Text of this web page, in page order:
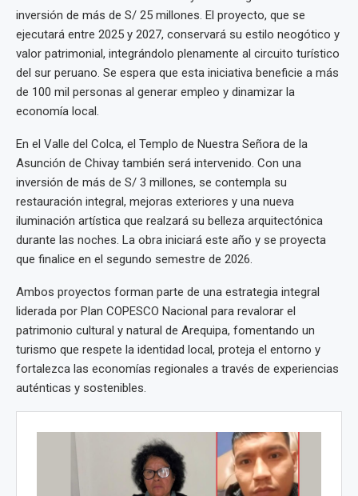
inversión de más de S/ 25 millones. El proyecto, que se
ejecutará entre 2025 y 2027, conservará su estilo neogótico y
valor patrimonial, integrándolo plenamente al circuito turístico
del sur peruano. Se espera que esta iniciativa beneficie a más
de 100 mil personas al generar empleo y dinamizar la
economía local.
En el Valle del Colca, el Templo de Nuestra Señora de la
Asunción de Chivay también será intervenido. Con una
inversión de más de S/ 3 millones, se contempla su
restauración integral, mejoras exteriores y una nueva
iluminación artística que realzará su belleza arquitectónica
durante las noches. La obra iniciará este año y se proyecta
que finalice en el segundo semestre de 2026.
Ambos proyectos forman parte de una estrategia integral
liderada por Plan COPESCO Nacional para revalorar el
patrimonio cultural y natural de Arequipa, fomentando un
turismo que respete la identidad local, proteja el entorno y
fortalezca las economías regionales a través de experiencias
auténticas y sostenibles.